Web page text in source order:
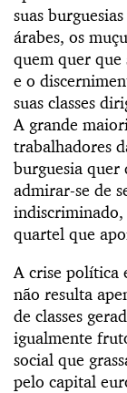
suas
árabes, os
quem quer
e o
suas classes
A grande
trabalhadores
burguesia quer
admirar-se de
indiscriminado,
quartel que
A crise política
não resulta
de classes
igualmente
social que
pelo capital